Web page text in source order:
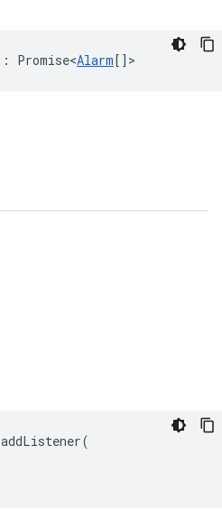
: Promise<Alarm[] >
addListener(